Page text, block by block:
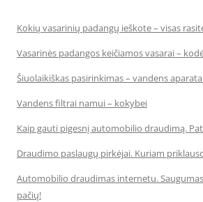
Kokių vasarinių padangų ieškote – visas
Vasarinės padangos keičiamos vasarai –
Šiuolaikiškas pasirinkimas – vandens
Vandens filtrai namui – kokybei
Kaip gauti pigesnį automobilio draudimą.
Draudimo paslaugų pirkėjai. Kuriam
Automobilio draudimas internetu.
pačių!